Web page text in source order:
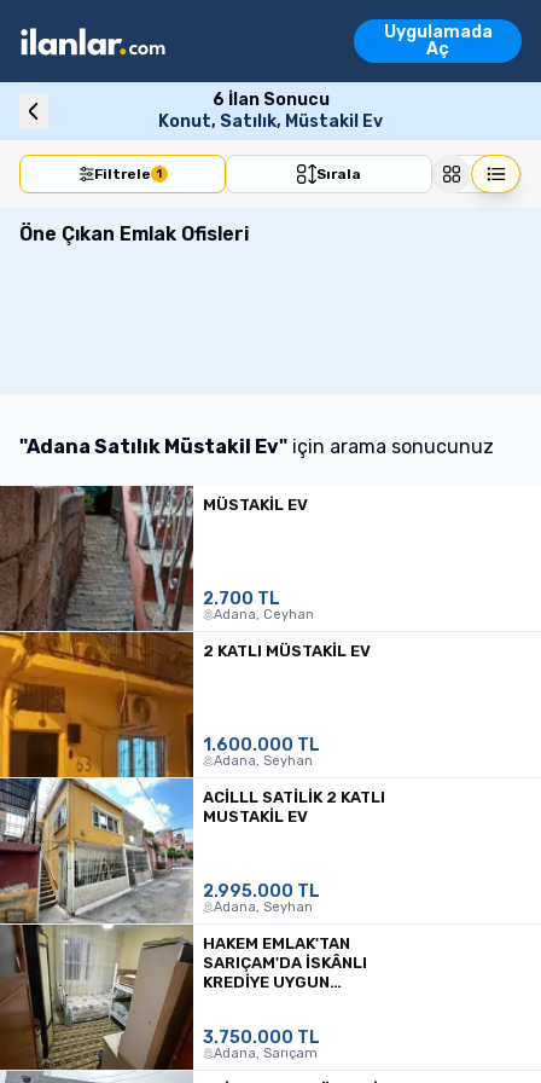
Uygulamada
Aç
Vasıta İlanlarıKonutArsa
6 İlan Sonucu
Konut, Satılık, Müstakil Ev
Filtrele 1 Sırala
Öne Çıkan Emlak Ofisleri
"Adana Satılık Müstakil Ev" için arama sonucunuz
MÜSTAKIL EV
2.700 TL
Adana, Ceyhan
2 KATLI MÜSTAKIL EV
1.600.000 TL
Adana, Seyhan
ACİLLL SATİLİK 2 KATLI
MUSTAKİL EV
2.995.000 TL
Adana, Seyhan
HAKEM EMLAK'TAN
SARIÇAM'DA İSKÂNLI
KREDİYE UYGUN
3.750.000 TL
Adana, Sarıçam
Emlak İlanları